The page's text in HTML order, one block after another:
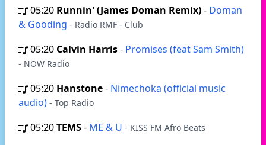
05:20 Runnin' (James Doman Remix)- Doman
& Gooding - Radio RMF - Club
05:20 Calvin Harris- Promises (feat Sam Smith)
- NOW Radio
05:20 Hanstone- Nimechoka (official music
audio) - Top Radio
05:20TEMS- ME & U - KISS FM Afro Beats